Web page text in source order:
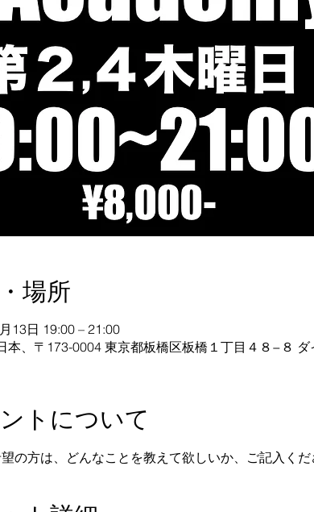
場所
13日 19:00 – 21:00
本、〒173-0004 東京都板橋区板橋１丁目４８−８ ダ
トについて
の方は、どんなことを教えて欲しいか、ご記入くだ